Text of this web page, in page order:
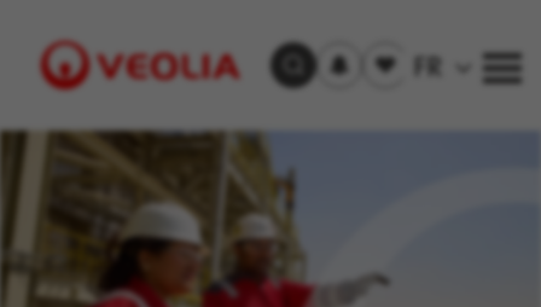
Visit
Trouver un emploi
aux
Offre(s)
sauvegardée(s)
FR